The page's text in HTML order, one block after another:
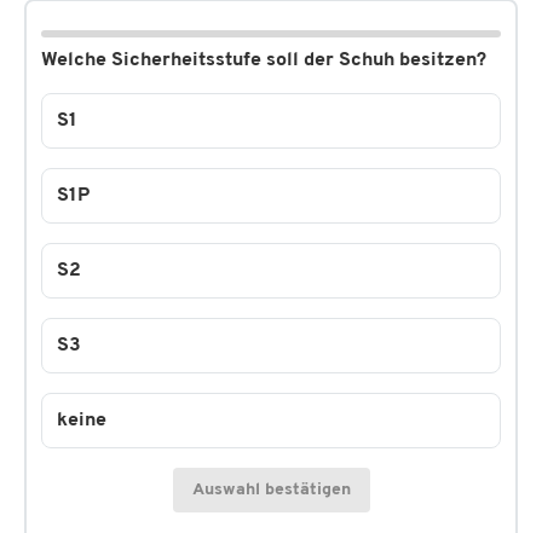
Welche Sicherheitsstufe soll der Schuh besitzen?
S1
S1P
S2
S3
keine
Auswahl bestätigen